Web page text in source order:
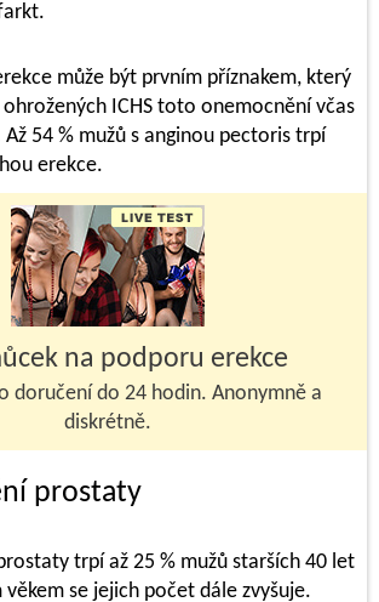
může být prvním příznakem, který
ICHS toto onemocnění včas
54 % mužů s anginou pectoris trpí
erekce.
na podporu erekce
doručení do 24 hodin. Anonymně a
diskrétně.
prostaty
trpí až 25 % mužů starších 40 let
se jejich počet dále zvyšuje.